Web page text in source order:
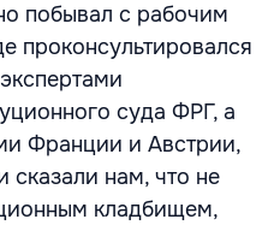
побывал с рабочим
проконсультировался
суда ФРГ, а
Франции и Австрии,
сказали нам, что не
кладбищем,